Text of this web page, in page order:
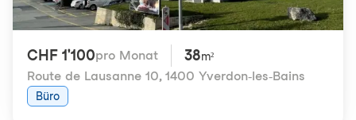
CHF 1'100pro Monat 38m²
Route de Lausanne 10, 1400 Yverdon-les-Bains
Büro